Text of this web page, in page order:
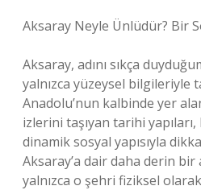
Aksaray Neyle Ünlüdür? Bir
Aksaray, adını sıkça
yalnızca yüzeysel bilgileriyle
Anadolu’nun kalbinde yer
izlerini taşıyan tarihi
dinamik sosyal yapısıyla
Aksaray’a dair daha derin bir
yalnızca o şehri fiziksel